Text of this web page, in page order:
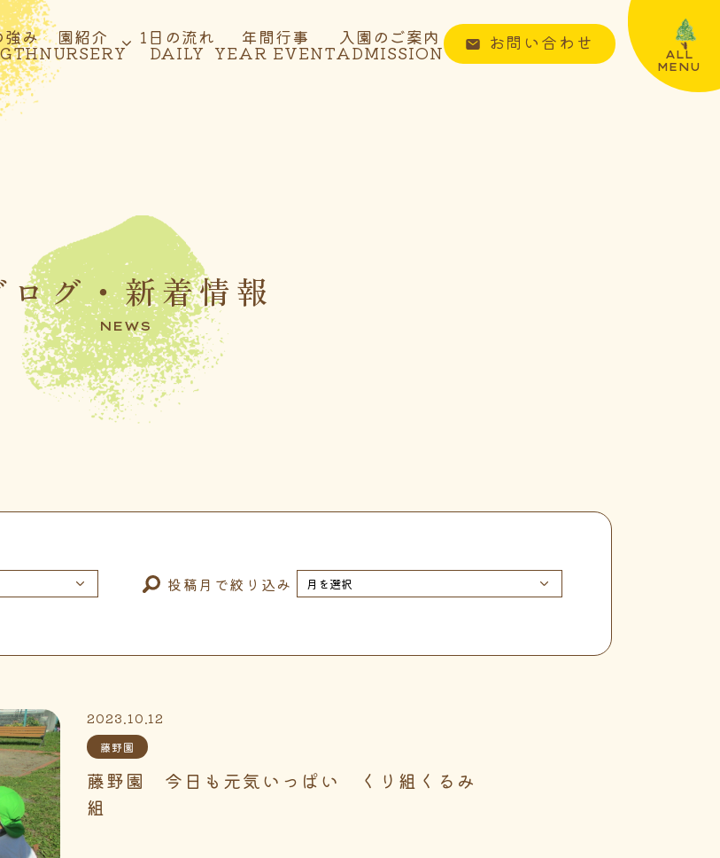
ALL
MENU
強み 園紹介
NURSERY
1日の流れ
DAILY
年間行事
YEAR EVENT
入園のご案内
ADMISSION お問い合わせ
ログ・新着情報
NEWS
投稿月で絞り込み
2023.10.12
藤野園
藤野園 今日も元気いっぱい くり組くるみ
組